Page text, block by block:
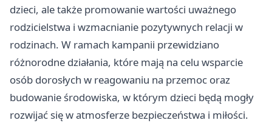
dzieci, ale także promowanie wartości uważnego
rodzicielstwa i wzmacnianie pozytywnych relacji w
rodzinach. W ramach kampanii przewidziano
różnorodne działania, które mają na celu wsparcie
osób dorosłych w reagowaniu na przemoc oraz
budowanie środowiska, w którym dzieci będą mogły
rozwijać się w atmosferze bezpieczeństwa i miłości.